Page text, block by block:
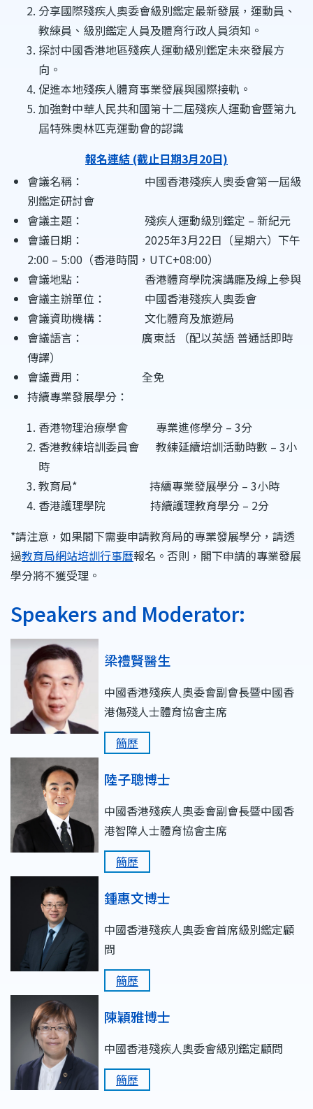
分享國際殘疾人奧委會級別鑑定最新發展，運動員、
教練員、級別鑑定人員及體育行政人員須知。
探討中國香港地區殘疾人運動級別鑑定未來發展方
向。
促進本地殘疾人體育事業發展與國際接軌。
加強對中華人民共和國第十二屆殘疾人運動會暨第九
屆特殊奧林匹克運動會的認識
報名連結 (截止日期3月20日)
會議名稱： 中國香港殘疾人奧委會第一屆級
別鑑定研討會
會議主題： 殘疾人運動級別鑑定 – 新紀元
會議日期： 2025年3月22日（星期六）下午
2:00 – 5:00（香港時間，UTC+08:00）
會議地點： 香港體育學院演講廳及線上參與
會議主辦單位： 中國香港殘疾人奧委會
會議資助機構： 文化體育及旅遊局
會議語言： 廣東話 （配以英語 普通話即時
傳譯）
會議費用： 全免
持續專業發展學分：
香港物理治療學會 專業進修學分 – 3分
香港教練培訓委員會 教練延續培訓活動時數 – 3小
時
教育局* 持續專業發展學分 – 3小時
香港護理學院 持續護理教育學分 – 2分
*請注意，如果閣下需要申請教育局的專業發展學分，請透
過教育局網站培訓行事曆報名。否則，閣下申請的專業發展
學分將不獲受理。
Speakers and Moderator:
梁禮賢醫生
中國香港殘疾人奧委會副會長暨中國香
港傷殘人士體育協會主席
簡歷
陸子聰博士
中國香港殘疾人奧委會副會長暨中國香
港智障人士體育協會主席
簡歷
鍾惠文博士
中國香港殘疾人奧委會首席級別鑑定顧
問
簡歷
陳穎雅博士
中國香港殘疾人奧委會級別鑑定顧問
簡歷